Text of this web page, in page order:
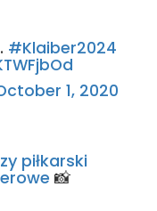
#Klaiber2024
1, 2020
piłkarski
📸